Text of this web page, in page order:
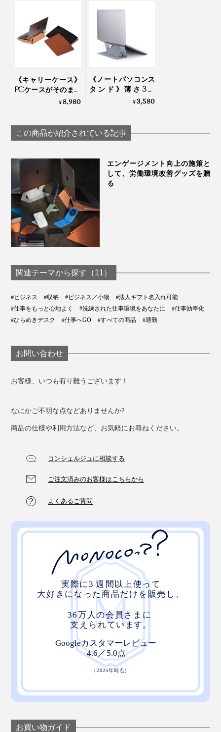
るので、いつでも充電できます。
16インチの本品は、以下のパソコンに対応します。
MacBook Pro 16インチ(2021年以降)
MacBook Pro 15インチ(2016年～2022年)
MacBook Air 15インチ(2023年)
第5世代2023年)
Lenovo X1 Carbon (第3世代2015年～第8世代2020年)
Lenovo X1 Yoga(第1世代2016年～第5世代2020年)
Dell XPS 15インチ(2018年～2023年)
最大35.6×24.9×1.9cm のノートパソコン
「2020年、新型ウイルスのパンデミックで、環境が整
っていないまま、誰もがリモートワークをすることにな
ってしまいました。
そんな状況のなかで、収納のアイデアをとおして、仕事
や暮しの効率化を図ってきた私たちができることは何
考えを重ねた結果、『Orbitkey Laptop Sleeve』と、
『Orbitkey Compendium』が生まれました」
デスクマットになる『Orbitkey Laptop Sleeve』と、左に置いた『Orbitkey
Compendium』
テーブルも、広げるだけで、使い慣れた“あなただけの
ワークスペース”になります。
そう、世界中どこでも、あなたのオフィスになるので
写真は、Orbitkey Laptop Sleeve16インチ・ブラック
オーストラリア発の『Orbitkey』。本社があるメルボル
ン以外にも、シドニー、クイーンズタウン、マドリー
ド、深圳、セブ、ジャカルタと、世界中にスタッフが点
在しているブランドならではの発想です。
《キャリーケース》
PCケースがそのまま
スタンドに！目線が
PCケース（14イン
チ）」
¥8,980
《ノートパソコンス
タンド》薄さ3ミ
リ！目線が上がっ
（粘着タイプ）」｜
シルバー／スペース
¥3,580
この商品が紹介されている記事
エンゲージメント向上の施策と
して、労働環境改善グッズを贈
る
関連テーマから探す（11）
#ビジネス #収納 #ビジネス／小物
#法人ギフト名入れ可能
#仕事をもっと心地よく
#洗練された仕事環境をあなたに
#仕事効率化
#ひらめきデスク
#仕事へGO #すべての商品 #通勤
お問い合わせ
お客様、いつも有り難うございます！
なにかご不明な点などありませんか?
商品の仕様や利用方法など、お気軽にお尋ねください。
コンシェルジュに相談する
ご注文済みのお客様はこちらから
よくあるご質問
お買い物ガイド